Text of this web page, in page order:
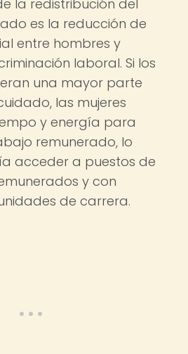
la redistribución del
es la reducción de
entre hombres y
laboral. Si los
una mayor parte
las mujeres
y energía para
remunerado, lo
acceder a puestos de
y con
de carrera.